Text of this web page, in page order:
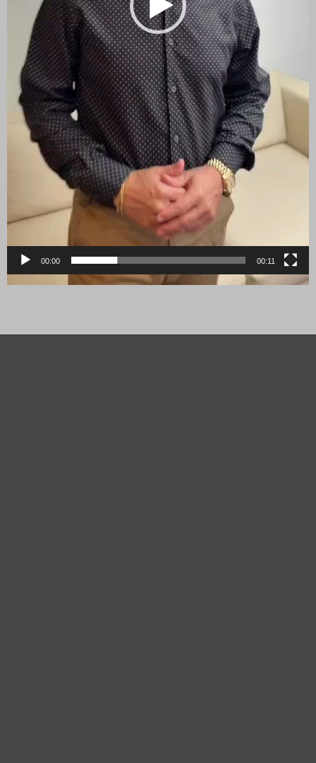
00:00 00:11